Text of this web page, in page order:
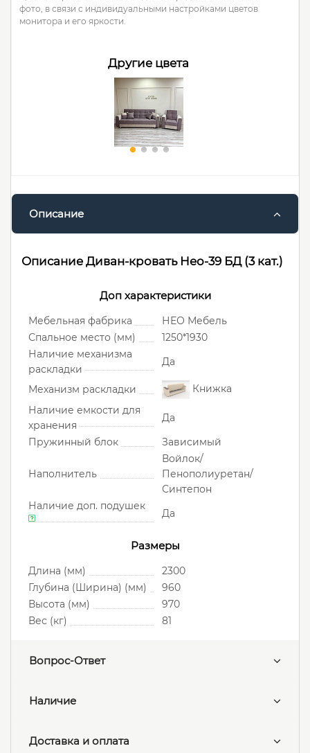
фото, в связи с индивидуальными настройками цветов
монитора и его яркости.
Другие цвета
Описание
Описание Диван-кровать Нео-39 БД (3 кат.)
Доп характеристики
Мебельная фабрика
НЕО Мебель
Спальное место (мм)
1250*1930
Наличие механизма
раскладки
Да
Механизм раскладки
Книжка
Наличие емкости для
хранения
Да
Пружинный блок
Зависимый
Наполнитель
Войлок/
Пенополиуретан/
Синтепон
Наличие доп. подушек
Да
Размеры
Длина (мм)
2300
Глубина (Ширина) (мм)
960
Высота (мм)
970
Вес (кг)
81
Вопрос-Ответ
Наличие
Доставка и оплата